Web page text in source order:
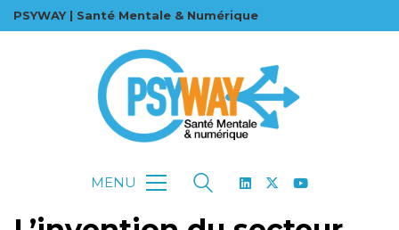
PSYWAY | Santé Mentale & Numérique
MENU